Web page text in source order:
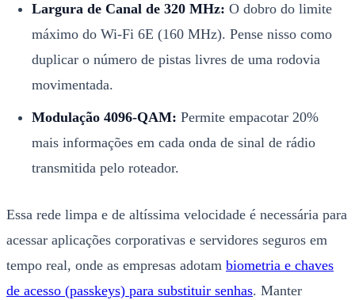
Largura de Canal de 320 MHz: O dobro do limite
máximo do Wi-Fi 6E (160 MHz). Pense nisso como
duplicar o número de pistas livres de uma rodovia
movimentada.
Modulação 4096-QAM: Permite empacotar 20%
mais informações em cada onda de sinal de rádio
transmitida pelo roteador.
Essa rede limpa e de altíssima velocidade é necessária para
acessar aplicações corporativas e servidores seguros em
tempo real, onde as empresas adotam biometria e chaves
de acesso (passkeys) para substituir senhas. Manter